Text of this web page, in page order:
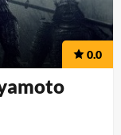
0.0